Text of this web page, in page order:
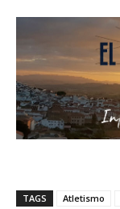
TAGS Atletismo